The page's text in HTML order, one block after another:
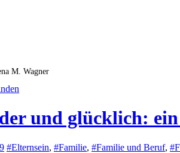
M. Wagner
und glücklich:
#Elternsein, #Familie, #Familie und Beruf,